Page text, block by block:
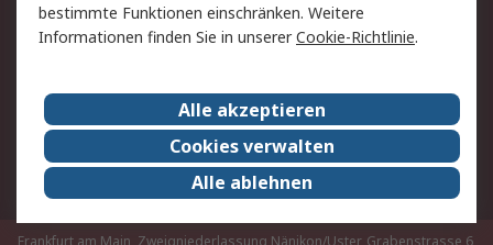
Über RS
Karriere bei RS
Nachhaltigkeit
Qualität/Umwelt/ZertifikatePresse-Center
Event-Center
bestimmte Funktionen einschränken. Weitere
Informationen finden Sie in unsererCookie-Richtlinie.
Alle akzeptieren
Cookies verwalten
Alle ablehnen